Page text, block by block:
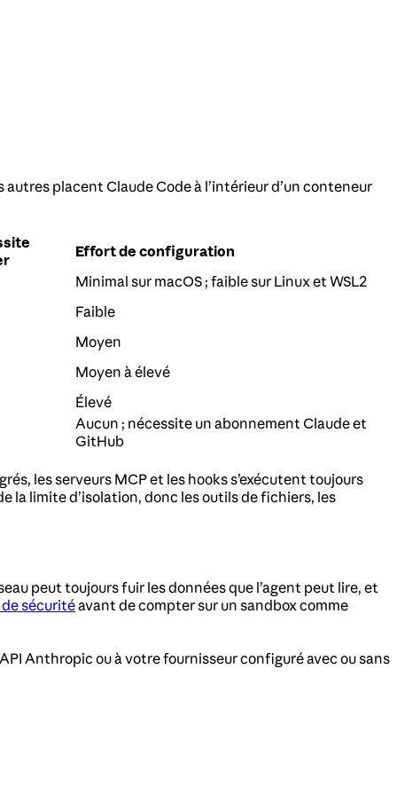
placent Claude Code à l’intérieur d’un conteneur
Effort de configuration
Minimal sur macOS ; faible sur Linux et WSL2
Faible
Moyen
Moyen à élevé
Élevé
Aucun ; nécessite un abonnement Claude et
GitHub
les serveurs MCP et les hooks s’exécutent toujours
la limite d’isolation, donc les outils de fichiers, les
peut toujours fuir les données que l’agent peut lire, et
sécuritéavant de compter sur un sandbox comme
Anthropic ou à votre fournisseur configuré avec ou sans